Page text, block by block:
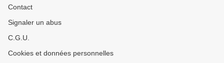
Contact
Signaler un abus
C.G.U.
Cookies et données personnelles